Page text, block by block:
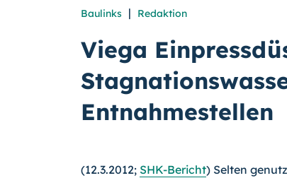
Baulinks | Redaktion
Viega
Entnahmestellen
(12.3.2012; SHK-Bericht) Selten